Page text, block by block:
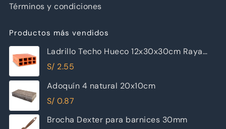
Términos y condiciones
Productos más vendidos
Ladrillo Techo Hueco 12x30x30cm Raya
Piramide
S/ 2.55
Adoquín 4 natural 20x10cm
S/ 0.87
Brocha Dexter para barnices 30mm